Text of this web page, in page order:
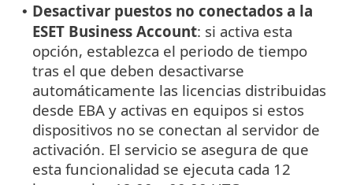
• Desactivar puestos no conectados a la
ESET Business Account: si activa esta
opción, establezca el periodo de tiempo
tras el que deben desactivarse
automáticamente las licencias distribuidas
desde EBA y activas en equipos si estos
dispositivos no se conectan al servidor de
activación. El servicio se asegura de que
esta funcionalidad se ejecuta cada 12